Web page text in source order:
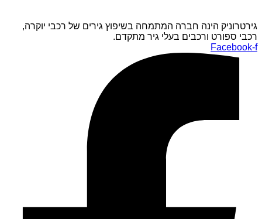
גירטרוניק הינה חברה המתמחה בשיפוץ גירים של רכבי יוקרה,
רכבי ספורט ורכבים בעלי גיר מתקדם.
Facebook-f